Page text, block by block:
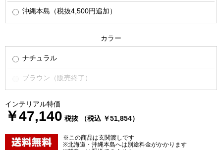
沖縄本島（税抜4,500円追加）
カラー
ナチュラル
ブラウン（販売終了）
インテリアル特価
￥47,140 税抜 （税込 ￥51,854）
※この商品は玄関渡しです
※北海道・沖縄本島へは別途料金がかかります